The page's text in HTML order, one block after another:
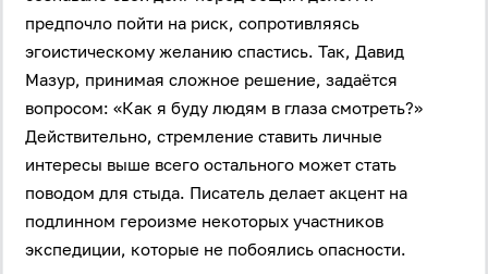
предпочло пойти на риск, сопротивляясь
эгоистическому желанию спастись. Так, Давид
Мазур, принимая сложное решение, задаётся
вопросом: «Как я буду людям в глаза смотреть?»
Действительно, стремление ставить личные
интересы выше всего остального может стать
поводом для стыда. Писатель делает акцент на
подлинном героизме некоторых участников
экспедиции, которые не побоялись опасности.